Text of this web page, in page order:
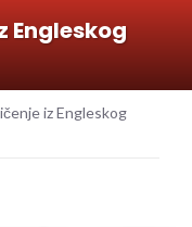
Engleskog
iz Engleskog